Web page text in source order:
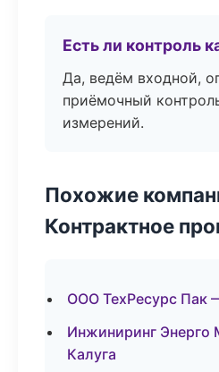
Есть ли контроль
Да, ведём входной,
приёмочный
измерений.
Похожие
Контрактное
ООО ТехРесурс Пак
Инжиниринг Энерго
Калуга